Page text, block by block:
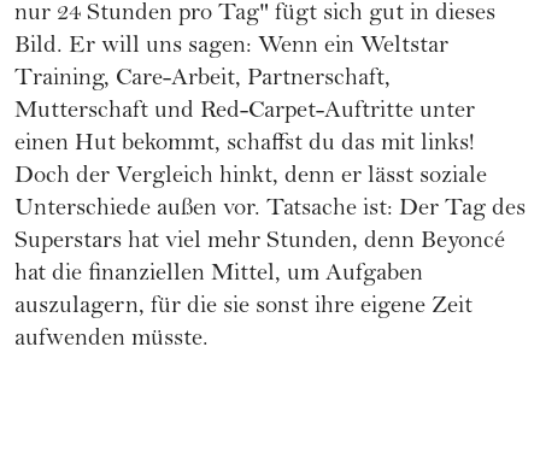
nur 24 Stunden pro Tag" fügt sich gut in dieses
Bild. Er will uns sagen: Wenn ein Weltstar
Training, Care-Arbeit, Partnerschaft,
Mutterschaft und Red-Carpet-Auftritte unter
einen Hut bekommt, schaffst du das mit links!
Doch der Vergleich hinkt, denn er lässt soziale
Unterschiede außen vor. Tatsache ist: Der Tag des
Superstars hat viel mehr Stunden, denn Beyoncé
hat die finanziellen Mittel, um Aufgaben
auszulagern, für die sie sonst ihre eigene Zeit
aufwenden müsste.